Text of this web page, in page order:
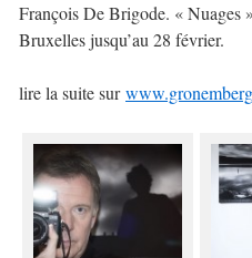
François De Brigode. « Nuages
Bruxelles jusqu’au 28 février.
lire la suite sur